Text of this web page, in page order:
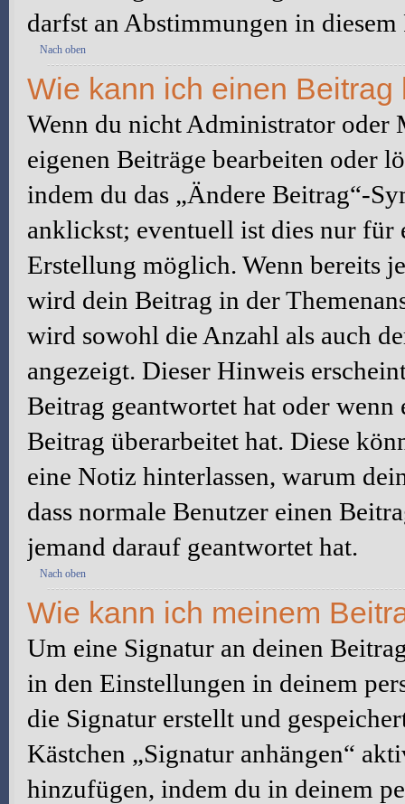
darfst an Abstimmungen in
Nach oben
Wie kann ich einen
Wenn du nicht Administrator oder
eigenen Beiträge bearbeiten oder
indem du das „Ändere Beitrag“-
anklickst; eventuell ist dies nur für
Erstellung möglich. Wenn bereits
wird dein Beitrag in der
wird sowohl die Anzahl als auch
angezeigt. Dieser Hinweis
Beitrag geantwortet hat oder
Beitrag überarbeitet hat. Diese
eine Notiz hinterlassen, warum
dass normale Benutzer einen
jemand darauf geantwortet hat.
Nach oben
Wie kann ich meinem
Um eine Signatur an deinen
in den Einstellungen in deinem
die Signatur erstellt und
Kästchen „Signatur anhängen“
hinzufügen, indem du in deinem